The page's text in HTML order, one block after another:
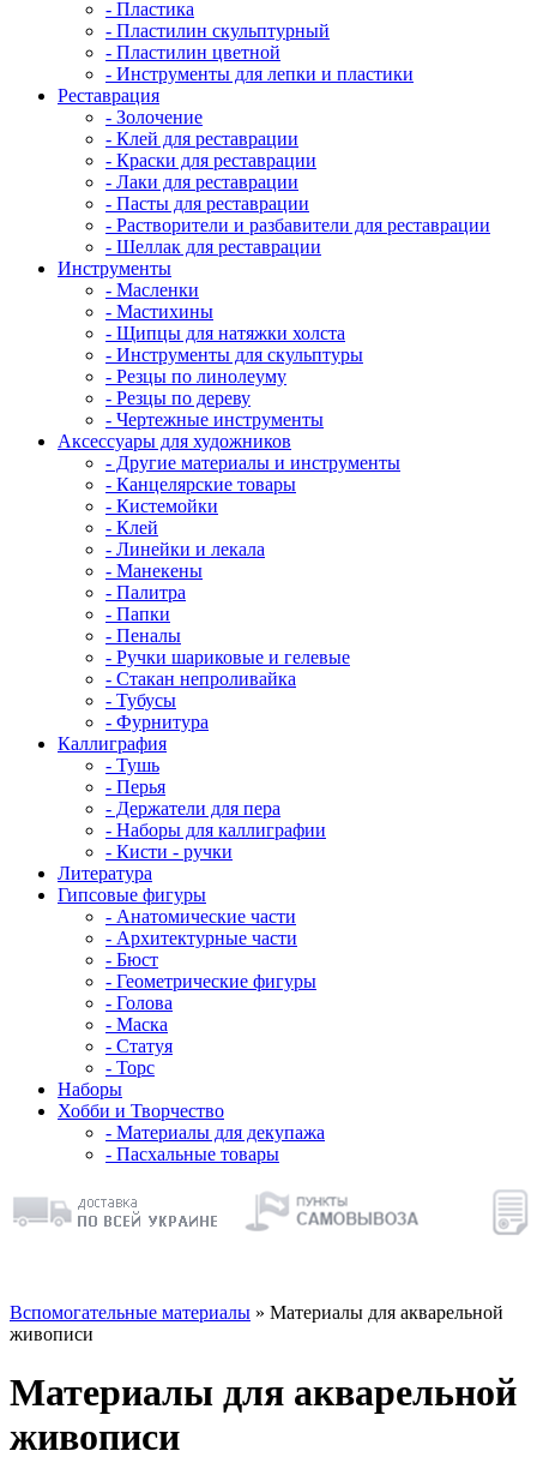
- Пластика
- Пластилин скульптурный
- Пластилин цветной
- Инструменты для лепки и пластики
Реставрация
- Золочение
- Клей для реставрации
- Краски для реставрации
- Лаки для реставрации
- Пасты для реставрации
- Растворители и разбавители для реставрации
- Шеллак для реставрации
Инструменты
- Масленки
- Мастихины
- Щипцы для натяжки холста
- Инструменты для скульптуры
- Резцы по линолеуму
- Резцы по дереву
- Чертежные инструменты
Аксессуары для художников
- Другие материалы и инструменты
- Канцелярские товары
- Кистемойки
- Клей
- Линейки и лекала
- Манекены
- Палитра
- Папки
- Пеналы
- Ручки шариковые и гелевые
- Стакан непроливайка
- Тубусы
- Фурнитура
Каллиграфия
- Тушь
- Перья
- Держатели для пера
- Наборы для каллиграфии
- Кисти - ручки
Литература
Гипсовые фигуры
- Анатомические части
- Архитектурные части
- Бюст
- Геометрические фигуры
- Голова
- Маска
- Статуя
- Торс
Наборы
Хобби и Творчество
- Материалы для декупажа
- Пасхальные товары
Вспомогательные материалы » Материалы для акварельной
живописи
Материалы для акварельной
живописи